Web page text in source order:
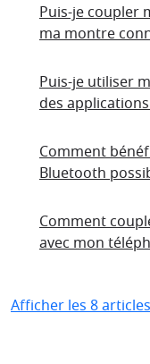
Puis-je coupler
ma montre
Puis-je utiliser
des
Comment
Bluetooth
Comment
avec mon
Afficher les 8 articles